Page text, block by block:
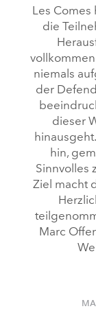
Les Comes
die
niemals
der
dieser
hin,
Sinnvolles
Ziel macht
Marc